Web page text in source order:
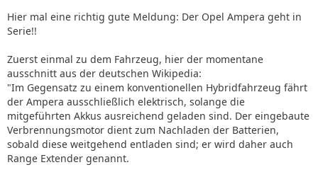
Hier mal eine richtig gute Meldung: Der Opel Ampera geht in
Serie!!
Zuerst einmal zu dem Fahrzeug, hier der momentane
ausschnitt aus der deutschen Wikipedia:
"Im Gegensatz zu einem konventionellen Hybridfahrzeug fährt
der Ampera ausschließlich elektrisch, solange die
mitgeführten Akkus ausreichend geladen sind. Der eingebaute
Verbrennungsmotor dient zum Nachladen der Batterien,
sobald diese weitgehend entladen sind; er wird daher auch
Range Extender genannt.